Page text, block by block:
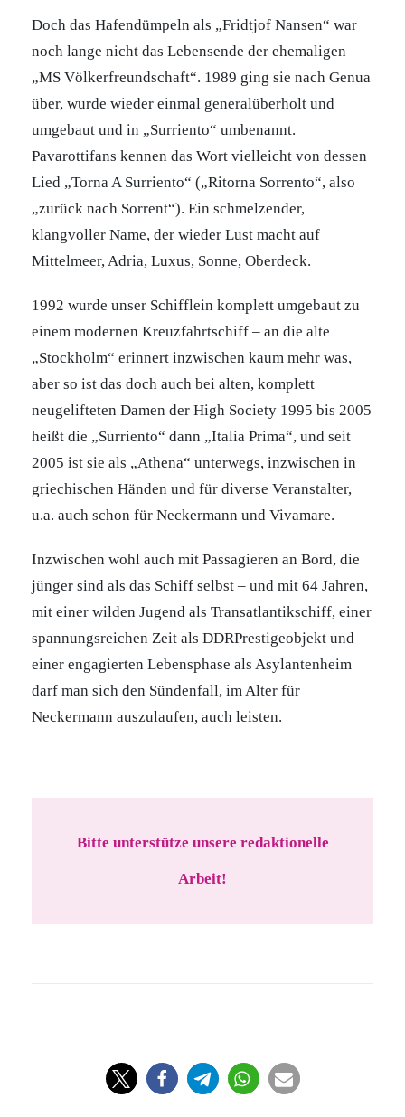
Doch das Hafendümpeln als „Fridtjof Nansen“ war
noch lange nicht das Lebensende der ehemaligen
„MS Völkerfreundschaft“. 1989 ging sie nach Genua
über, wurde wieder einmal generalüberholt und
umgebaut und in „Surriento“ umbenannt.
Pavarottifans kennen das Wort vielleicht von dessen
Lied „Torna A Surriento“ („Ritorna Sorrento“, also
„zurück nach Sorrent“). Ein schmelzender,
klangvoller Name, der wieder Lust macht auf
Mittelmeer, Adria, Luxus, Sonne, Oberdeck.
1992 wurde unser Schifflein komplett umgebaut zu
einem modernen Kreuzfahrtschiff – an die alte
„Stockholm“ erinnert inzwischen kaum mehr was,
aber so ist das doch auch bei alten, komplett
neugelifteten Damen der High Society 1995 bis 2005
heißt die „Surriento“ dann „Italia Prima“, und seit
2005 ist sie als „Athena“ unterwegs, inzwischen in
griechischen Händen und für diverse Veranstalter,
u.a. auch schon für Neckermann und Vivamare.
Inzwischen wohl auch mit Passagieren an Bord, die
jünger sind als das Schiff selbst – und mit 64 Jahren,
mit einer wilden Jugend als Transatlantikschiff, einer
spannungsreichen Zeit als DDRPrestigeobjekt und
einer engagierten Lebensphase als Asylantenheim
darf man sich den Sündenfall, im Alter für
Neckermann auszulaufen, auch leisten.
Bitte unterstütze unsere redaktionelle
Arbeit!